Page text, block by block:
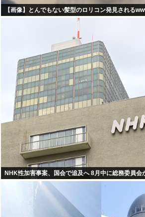
【画像】とんでもない髪型のロリコン発見される
NHK性加害事案、国会で追及へ 8月中に総務委員会